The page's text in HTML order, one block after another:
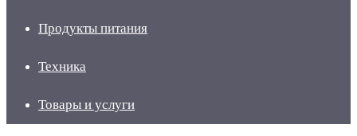
Продукты питания
Техника
Товары и услуги